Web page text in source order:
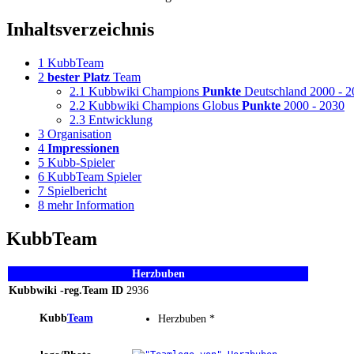
Inhaltsverzeichnis
1 KubbTeam
2 bester Platz Team
2.1 Kubbwiki Champions Punkte Deutschland 2000 -
2.2 Kubbwiki Champions Globus Punkte 2000 - 2030
2.3 Entwicklung
3 Organisation
4 Impressionen
5 Kubb-Spieler
6 KubbTeam Spieler
7 Spielbericht
8 mehr Information
KubbTeam
Herzbuben
Kubbwiki -reg.Team ID 2936
KubbTeam Herzbuben *